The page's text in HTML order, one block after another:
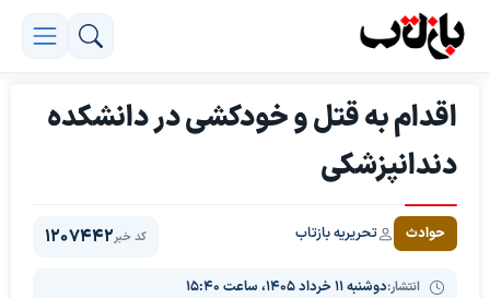
اقدام به قتل و خودکشی در دانشکده
دندانپزشکی
حوادث تحریریه بازتاب
انتشار:دوشنبه ۱۱ خرداد ۱۴۰۵، ساعت ۱۵:۴۰
کد خبر1207442